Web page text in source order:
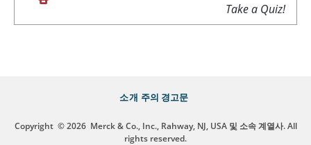
Take a Quiz!
소개 주의 경고문
Copyright © 2026 Merck & Co., Inc., Rahway, NJ, USA 및 소속 계열사. All
rights reserved.